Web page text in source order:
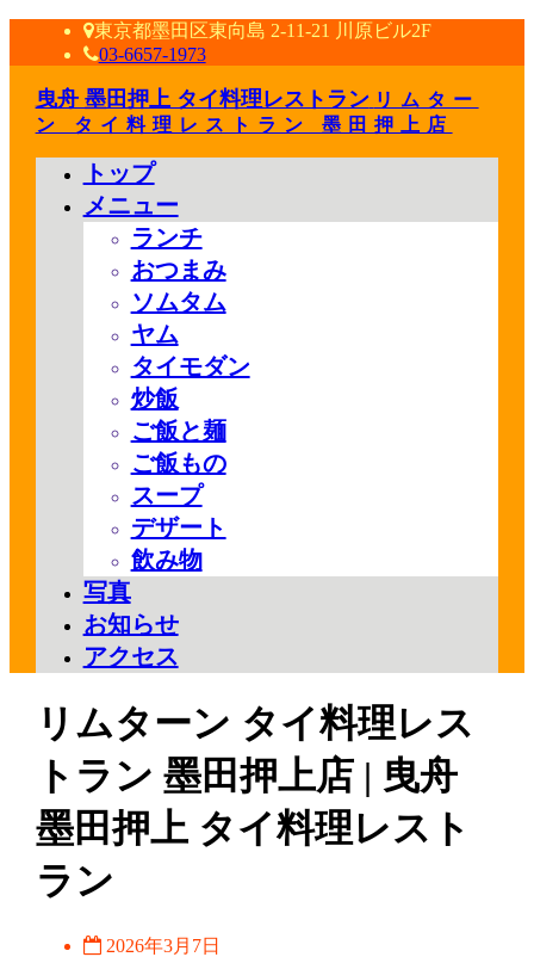
東京都墨田区東向島 2-11-21 川原ビル2F
03-6657-1973
曳舟 墨田押上 タイ料理レストラン リムター
ン タイ料理レストラン 墨田押上店
トップ
メニュー
ランチ
おつまみ
ソムタム
ヤム
タイモダン
炒飯
ご飯と麺
ご飯もの
スープ
デザート
飲み物
写真
お知らせ
アクセス
リムターン タイ料理レス
トラン 墨田押上店 | 曳舟
墨田押上 タイ料理レスト
ラン
2026年3月7日